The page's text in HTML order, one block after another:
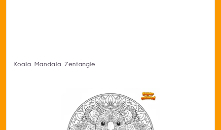
Koala Mandala Zentangle